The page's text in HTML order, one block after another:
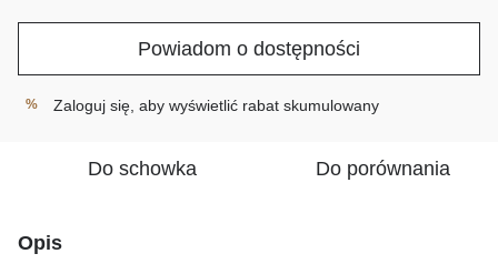
Powiadom o dostępności
% Zaloguj się , aby wyświetlić rabat skumulowany
Do schowka Do porównania
Opis